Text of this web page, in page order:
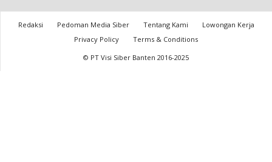
Redaksi Pedoman Media Siber Tentang Kami
Lowongan Kerja
Privacy Policy
Terms & Conditions
© PT Visi Siber Banten 2016-2025